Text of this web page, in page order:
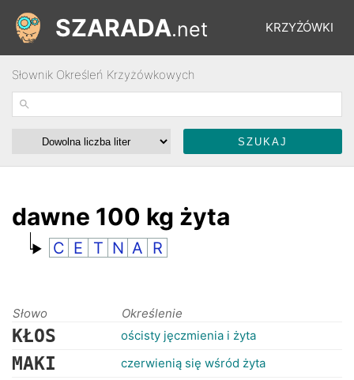
KRZYŻÓWKI
ŁAMIGŁÓWKI
SZARADA.net
Słownik Określeń Krzyżówkowych
dawne 100 kg żyta
C E T N A R
Słowo Określenie
KŁOS ościsty jęczmienia i żyta
MAKI czerwienią się wśród żyta